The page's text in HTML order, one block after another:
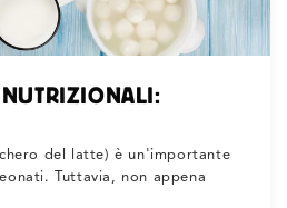
del latte) è un'importante
Tuttavia, non appena